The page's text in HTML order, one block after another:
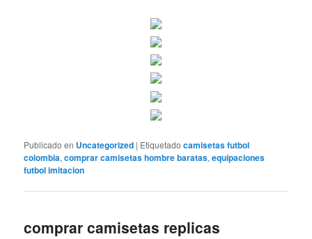
Publicado en Uncategorized | Etiquetado camisetas futbol
colombia,comprar camisetas hombre baratas,equipaciones
futbol imitacion
comprar camisetas replicas